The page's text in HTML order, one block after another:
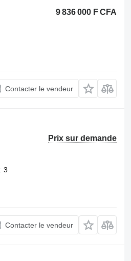
9 836 000 F CFA
Contacter le vendeur
Prix sur demande
3
Contacter le vendeur